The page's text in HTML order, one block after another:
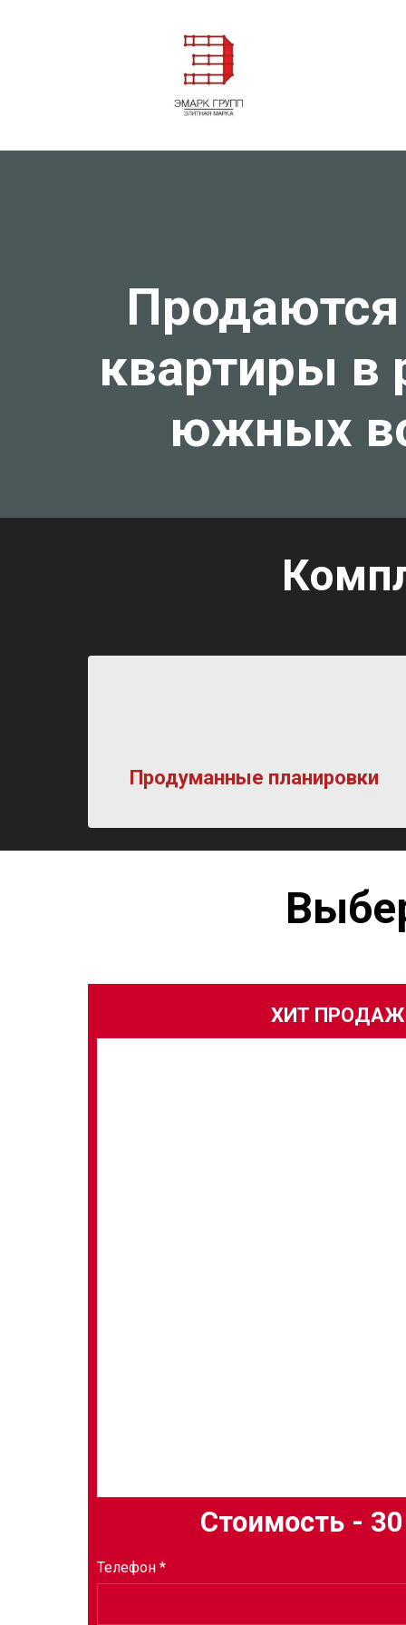
Продаются
квартиры в
южных
Продуманные планировки
ХИТ ПРОДАЖ
Стоимость -
Телефон *